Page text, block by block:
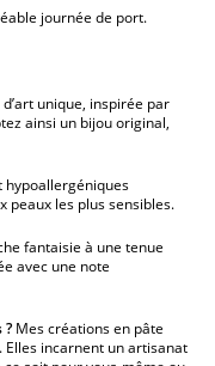
journée de port.
unique, inspirée par
ainsi un bijou original,
hypoallergéniques
peaux les plus sensibles.
fantaisie à une tenue
avec une note
? Mes créations en pâte
incarnent un artisanat